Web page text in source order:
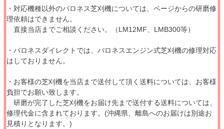
・対応機種以外のバロネス芝刈機については、ページからの研磨修
理依頼はできません。
直接当店までご相談ください。（LM12MF、LMB300等）
・バロネスダイレクトでは、バロネスエンジン式芝刈機の修理対応
はしておりません。
・お客様の芝刈機を当店まで送付して頂く送料については、お客様
負担でお願い致します。
研磨が完了した芝刈機をお届け先まで送付する送料については、
修理代金に含まれております。(沖縄県、離島へのお届けは別途お
見積りとなります。)